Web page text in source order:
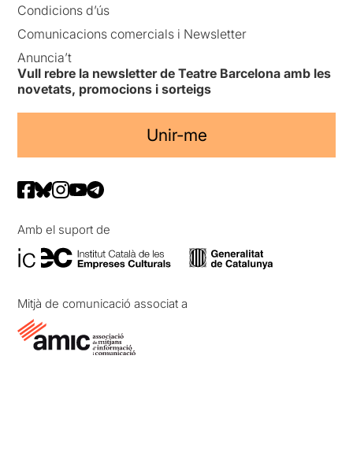
Condicions d’ús
Comunicacions comercials i Newsletter
Anuncia’t
Vull rebre la newsletter de Teatre Barcelona amb les
novetats, promocions i sorteigs
Unir-me
Amb el suport de
Mitjà de comunicació associat a